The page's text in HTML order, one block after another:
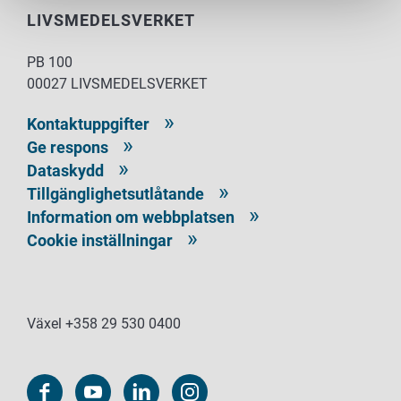
LIVSMEDELSVERKET
PB 100
00027 LIVSMEDELSVERKET
Kontaktuppgifter
Ge respons
Dataskydd
Tillgänglighetsutlåtande
Information om webbplatsen
Cookie inställningar
Växel +358 29 530 0400